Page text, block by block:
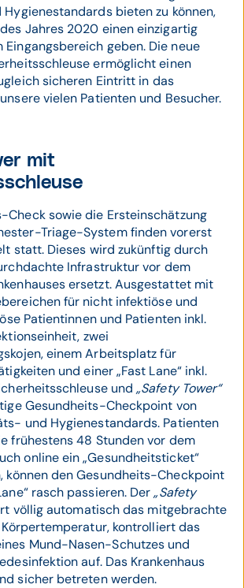
bieten zu können,
Jahres 2020 einen einzigartig
Eingangsbereich geben. Die neue
ermöglicht einen
sicheren Eintritt in das
vielen Patienten und Besucher.
mit
Check sowie die Ersteinschätzung
Triage-System finden vorerst
statt. Dieses wird zukünftig durch
Infrastruktur vor dem
ersetzt. Ausgestattet mit
für nicht infektiöse und
Patientinnen und Patienten inkl.
zwei
einem Arbeitsplatz für
und einer „Fast Lane“ inkl.
und„Safety Tower“
Gesundheits-Checkpoint von
und Hygienestandards. Patienten
frühestens 48 Stunden vor dem
online ein „Gesundheitsticket“
können den Gesundheits-Checkpoint
rasch passieren. Der„Safety
völlig automatisch das mitgebrachte
kontrolliert das
Mund-Nasen-Schutzes und
auf. Das Krankenhaus
sicher betreten werden.